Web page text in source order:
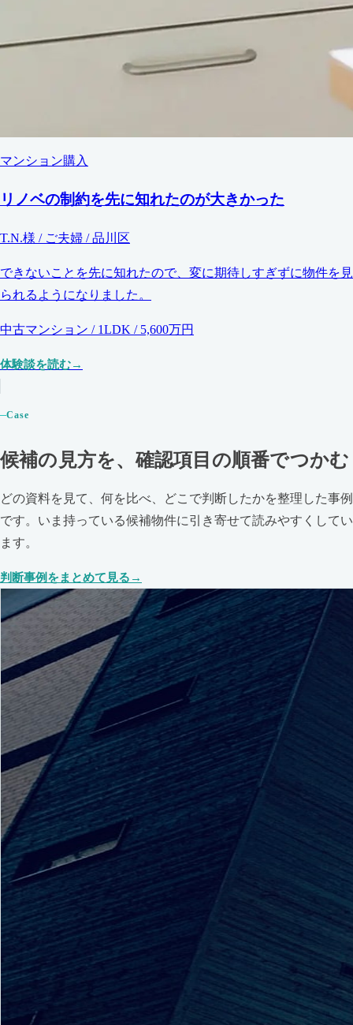
マンション購入
リノベの制約を先に知れたのが大きかった
T.N.様 / ご夫婦 / 品川区
できないことを先に知れたので、変に期待しすぎずに物件を見
られるようになりました。
中古マンション / 1LDK / 5,600万円
体験談を読む
Case
候補の見方を、確認項目の順番でつかむ
どの資料を見て、何を比べ、どこで判断したかを整理した事例
です。いま持っている候補物件に引き寄せて読みやすくしてい
ます。
判断事例をまとめて見る